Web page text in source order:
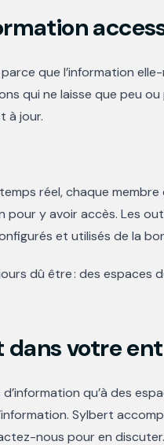
que l’information
qui ne laisse que peu
à jour.
réel, chaque
pour y avoir accès. Les
et utilisés de la
dû être : des espaces
votre
qu’à des
Sylbert
nous pour en discuter.